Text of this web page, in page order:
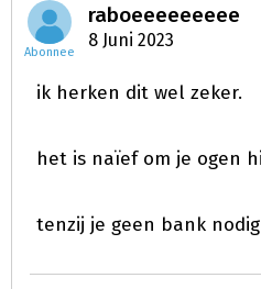
Abonnee
raboeeeeeeeee
8 Juni 2023
ik herken dit wel zeker.
het is naïef om je ogen
tenzij je geen bank